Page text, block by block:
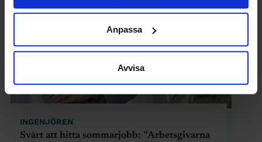
Anpassa
Avvisa
INGENJÖREN
Svårt att hitta sommarjobb: ”Arbetsgivarna